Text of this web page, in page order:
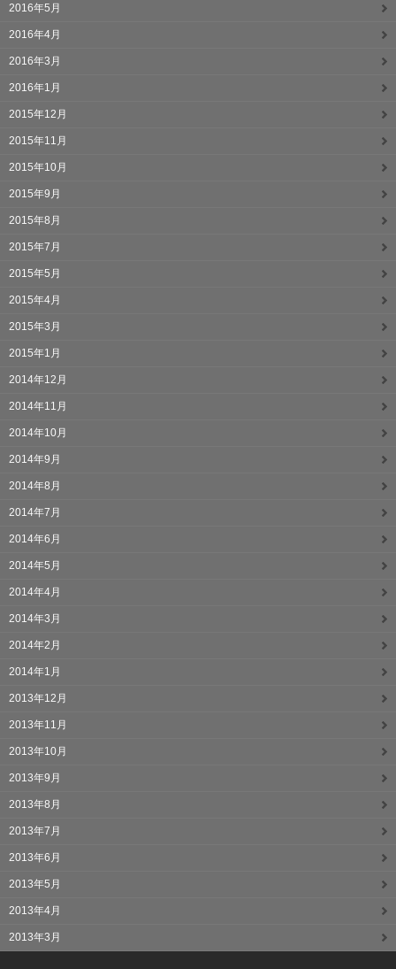
2016年5月
2016年4月
2016年3月
2016年1月
2015年12月
2015年11月
2015年10月
2015年9月
2015年8月
2015年7月
2015年5月
2015年4月
2015年3月
2015年1月
2014年12月
2014年11月
2014年10月
2014年9月
2014年8月
2014年7月
2014年6月
2014年5月
2014年4月
2014年3月
2014年2月
2014年1月
2013年12月
2013年11月
2013年10月
2013年9月
2013年8月
2013年7月
2013年6月
2013年5月
2013年4月
2013年3月